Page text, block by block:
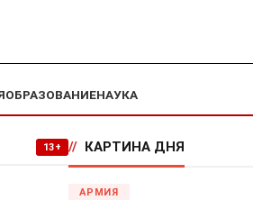
ОБРАЗОВАНИЕНАУКА
13+ // КАРТИНА ДНЯ
АРМИЯ